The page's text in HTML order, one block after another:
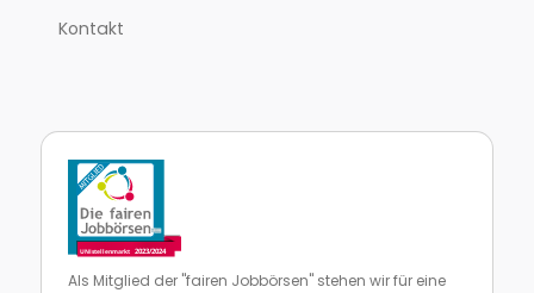
Kontakt
Als Mitglied der "fairen Jobbörsen" stehen wir für eine